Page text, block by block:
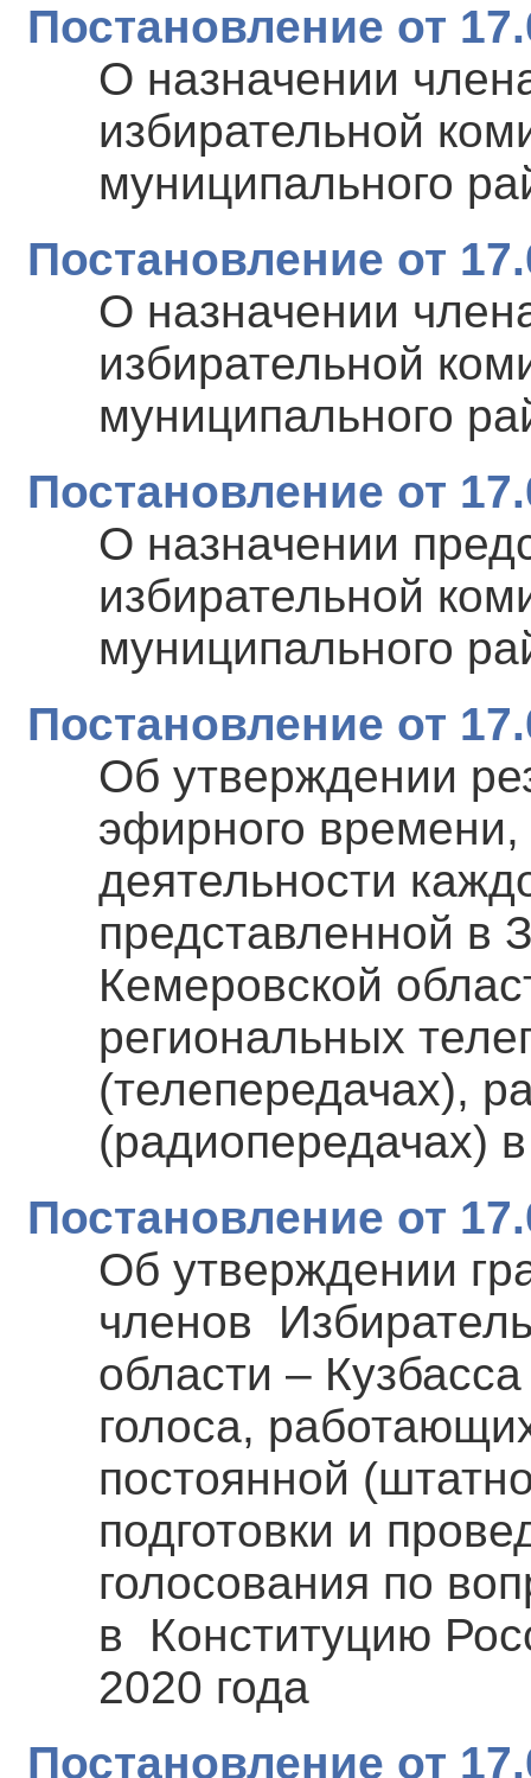
Постановление от
О назначении
избирательной
муниципального
Постановление от
О назначении
избирательной
муниципального
Постановление от
О назначении
избирательной
муниципального
Постановление от
Об утверждении
эфирного времени,
деятельности
представленной в
Кемеровской
региональных
(телепередачах),
(радиопередачах)
Постановление от
Об утверждении
членов
области –
голоса,
постоянной
подготовки и
голосования по
в Конституцию
2020 года
Постановление от